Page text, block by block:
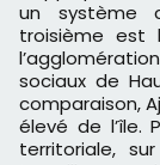
un système
troisième est
sociaux de
comparaison,
élevé de l’île.
territoriale,